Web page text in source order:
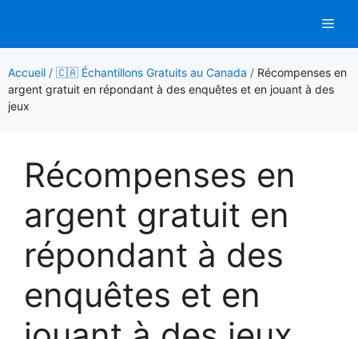
contenu
Accueil / 🇨🇦 Échantillons Gratuits au Canada / Récompenses en
argent gratuit en répondant à des enquêtes et en jouant à des
jeux
Récompenses en
argent gratuit en
répondant à des
enquêtes et en